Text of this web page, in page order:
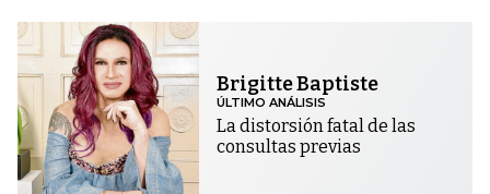
Brigitte Baptiste
ÚLTIMO ANÁLISIS
La distorsión fatal de las
consultas previas